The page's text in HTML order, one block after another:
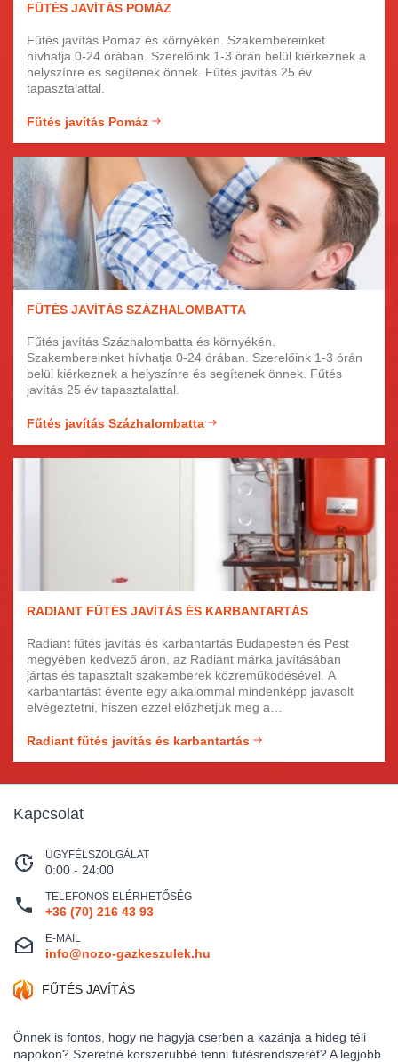
FŰTÉS JAVÍTÁS POMÁZ
Fűtés javítás Pomáz és környékén. Szakembereinket
hívhatja 0-24 órában. Szerelőink 1-3 órán belül kiérkeznek a
helyszínre és segítenek önnek. Fűtés javítás 25 év
tapasztalattal.
Fűtés javítás Pomáz
FŰTÉS JAVÍTÁS SZÁZHALOMBATTA
Fűtés javítás Százhalombatta és környékén.
Szakembereinket hívhatja 0-24 órában. Szerelőink 1-3 órán
belül kiérkeznek a helyszínre és segítenek önnek. Fűtés
javítás 25 év tapasztalattal.
Fűtés javítás Százhalombatta
RADIANT FŰTÉS JAVÍTÁS ÉS KARBANTARTÁS
Radiant fűtés javítás és karbantartás Budapesten és Pest
megyében kedvező áron, az Radiant márka javításában
jártas és tapasztalt szakemberek közreműködésével. A
karbantartást évente egy alkalommal mindenképp javasolt
elvégeztetni, hiszen ezzel előzhetjük meg a
üzemeltethető, ha rendszeresen át van tisztítva a rendszer
Radiant fűtés javítás és karbantartás
Kapcsolat
ÜGYFÉLSZOLGÁLAT
0:00 - 24:00
TELEFONOS ELÉRHETŐSÉG
+36 (70) 216 43 93
E-MAIL
info@nozo-gazkeszulek.hu
FŰTÉS JAVÍTÁS
Önnek is fontos, hogy ne hagyja cserben a kazánja a hideg téli
napokon? Szeretné korszerubbé tenni futésrendszerét? A legjobb